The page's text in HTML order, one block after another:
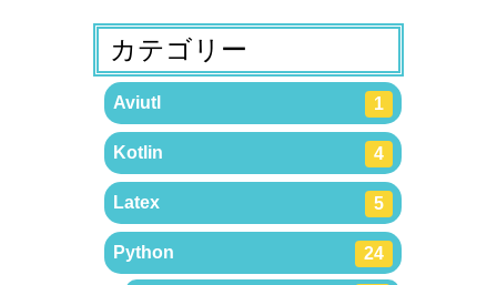
カテゴリー
Aviutl 1
Kotlin 4
Latex 5
Python 24